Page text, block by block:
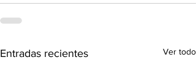
Entradas recientes Ver todo